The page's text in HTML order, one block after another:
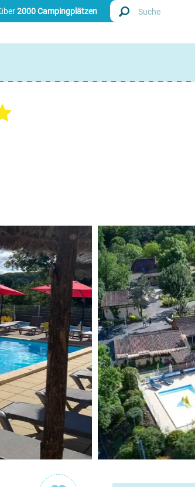
2000 Campingplätzen